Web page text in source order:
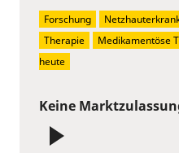
Keine
Forschung
Therapie
Medikamentöse
heute